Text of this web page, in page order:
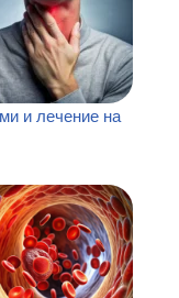
и лечение на